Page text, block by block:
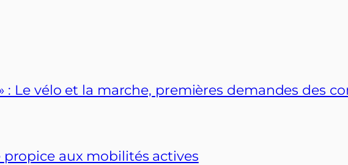
: Le vélo et la marche, premières demandes des
propice aux mobilités actives